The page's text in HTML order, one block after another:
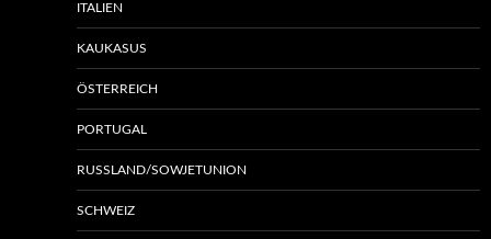
ITALIEN
KAUKASUS
ÖSTERREICH
PORTUGAL
RUSSLAND/SOWJETUNION
SCHWEIZ